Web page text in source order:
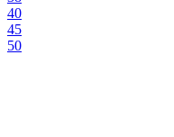
40
45
50